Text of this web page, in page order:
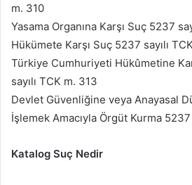
m. 310
Yasama Organına Karşı Suç 5237
Hükümete Karşı Suç 5237 sayılı
Türkiye Cumhuriyeti Hükûmetine
sayılı TCK m. 313
Devlet Güvenliğine veya Anayasal
İşlemek Amacıyla Örgüt Kurma 5237
Katalog Suç Nedir